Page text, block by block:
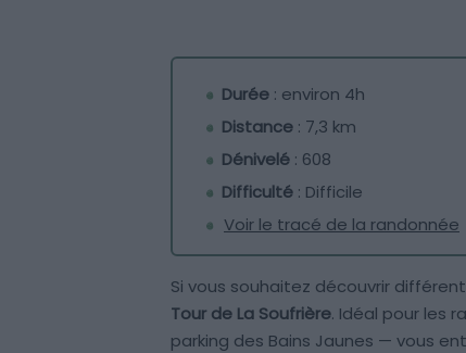
Durée : environ 4h
Distance : 7,3 km
Dénivelé : 608
Difficulté : Difficile
Voir le tracé de la randonnée
Si vous souhaitez découvrir
Tour de La Soufrière. Idéal pour les
parking des Bains Jaunes — vous